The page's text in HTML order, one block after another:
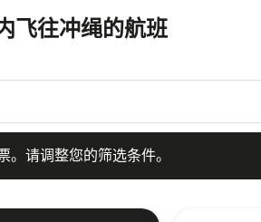
飞往冲绳的航班
请调整您的筛选条件。
请调整您的筛选条件。